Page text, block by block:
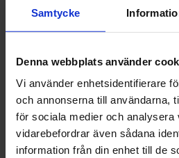
Samtycke
Denna webbplats använder
Vi använder enhetsidentifierare
och annonserna till användarna,
för sociala medier och analysera
vidarebefordrar även sådana
information från din enhet till de
Datum: 27 april
Tid: 18:30 - 20:00
möteshandlingarna.